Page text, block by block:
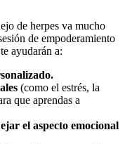
de herpes va mucho
de empoderamiento
ayudarán a:
(como el estrés, la
que aprendas a
el aspecto emocional